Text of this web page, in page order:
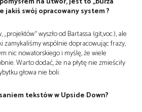
jakiś swój opracowany system ?
wyszło od Bartassa (git,voc.), ale
zamykaliśmy wspólnie dopracowując frazy,
nic nowatorskiego i myślę, że wiele
Warto dodać, że na płytę nie zmieściły
głowa nie boli.
tekstów w Upside Down?